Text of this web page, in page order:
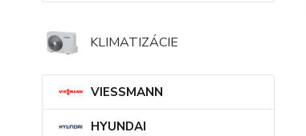
KLIMATIZÁCIE
VIESSMANN
HYUNDAI